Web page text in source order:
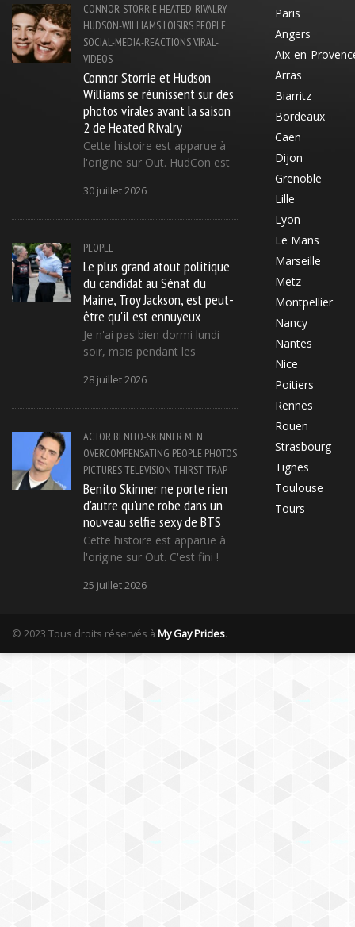
CONNOR-STORRIE HEATED-RIVALRY
HUDSON-WILLIAMS LOISIRS PEOPLE
SOCIAL-MEDIA-REACTIONSVIRAL-
VIDEOS
Connor Storrie et Hudson
Williams se réunissent sur des
photos virales avant la saison
2 de Heated Rivalry
Cette histoire est apparue à
l'origine sur Out. HudCon est
30 juillet 2026
PEOPLE
Le plus grand atout politique
du candidat au Sénat du
Maine, Troy Jackson, est peut-
être qu'il est ennuyeux
Je n'ai pas bien dormi lundi
soir, mais pendant les
28 juillet 2026
ACTOR BENITO-SKINNER MEN
OVERCOMPENSATING PEOPLE PHOTOS
PICTURESTELEVISION THIRST-TRAP
Benito Skinner ne porte rien
d'autre qu'une robe dans un
nouveau selfie sexy de BTS
Cette histoire est apparue à
l'origine sur Out. C'est fini !
25 juillet 2026
Paris
Angers
Aix-en-
Arras
Biarritz
Bordeaux
Caen
Dijon
Grenoble
Lille
Lyon
Le Mans
Marseille
Metz
Montpellier
Nancy
Nantes
Nice
Poitiers
Rennes
Rouen
Strasbourg
Tignes
Toulouse
Tours
© 2023 Tous droits réservés à My Gay Prides.